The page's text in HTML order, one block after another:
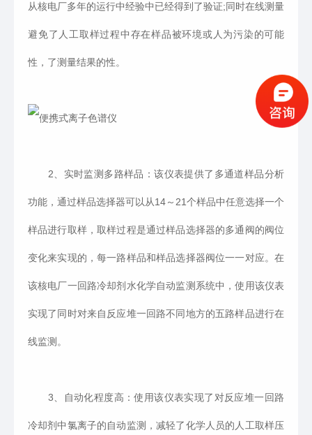
从核电厂多年的运行中经验中已经得到了验证;同时在线测量
避免了人工取样过程中存在样品被环境或人为污染的可能
性，了测量结果的性。
2、实时监测多路样品：该仪表提供了多通道样品分析
功能，通过样品选择器可以从14～21个样品中任意选择一个
样品进行取样，取样过程是通过样品选择器的多通阀的阀位
变化来实现的，每一路样品和样品选择器阀位一一对应。在
该核电厂一回路冷却剂水化学自动监测系统中，使用该仪表
实现了同时对来自反应堆一回路不同地方的五路样品进行在
线监测。
3、自动化程度高：使用该仪表实现了对反应堆一回路
冷却剂中氯离子的自动监测，减轻了化学人员的人工取样压